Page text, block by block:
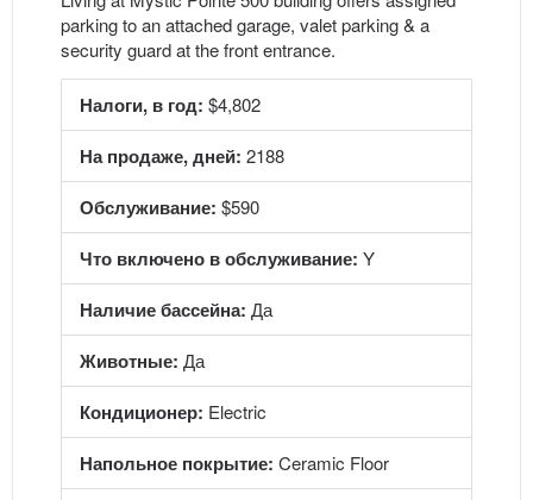
parking to an attached garage, valet parking & a
security guard at the front entrance.
Налоги, в год: $4,802
На продаже, дней: 2188
Обслуживание: $590
Что включено в обслуживание: Y
Наличие бассейна: Да
Животные: Да
Кондиционер: Electric
Напольное покрытие: Ceramic Floor